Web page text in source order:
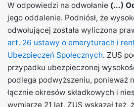
W odpowiedzi na odwołanie (...)
jego oddalenie. Podniósł, że
odwołującej została wyliczona
art. 26 ustawy o emeryturach i
Ubezpieczeń Społecznych. ZUS
przypadku ubezpieczonej
podlega podwyższeniu, ponieważ
łącznie okresów składkowych i
wymiarze 21 lat. ZUS wskazał też,